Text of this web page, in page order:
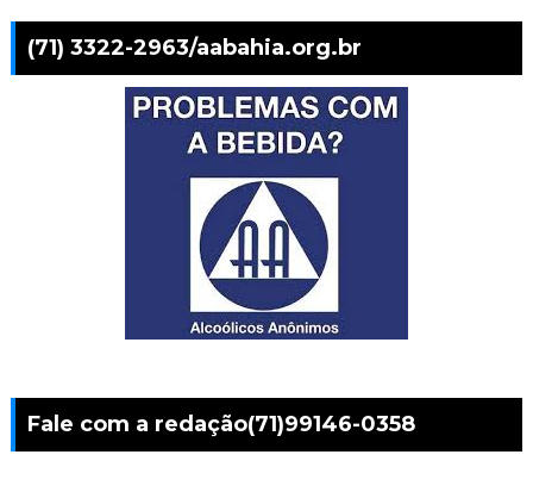
(71) 3322-2963/aabahia.org.br
Fale com a redação(71)99146-0358